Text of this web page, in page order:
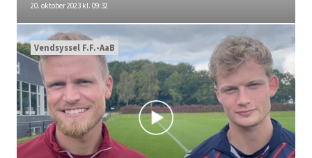
20. oktober 2023 kl. 09:32
Vendsyssel F.F.-AaB